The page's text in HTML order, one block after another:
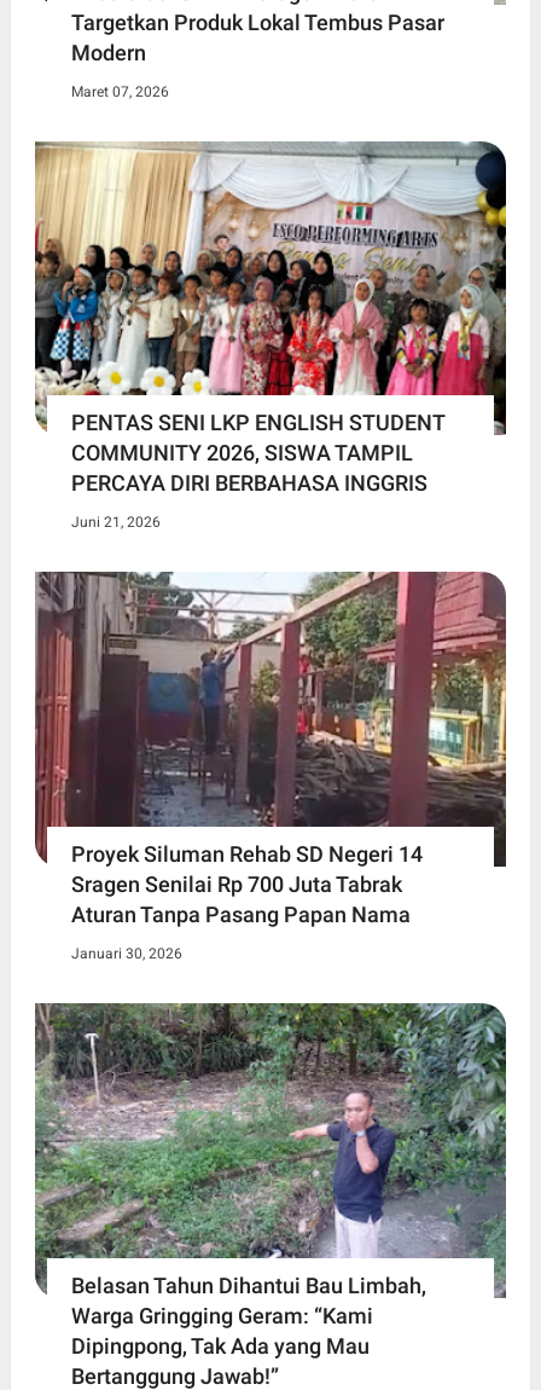
Targetkan Produk Lokal Tembus Pasar
Modern
Maret 07, 2026
PENTAS SENI LKP ENGLISH STUDENT
COMMUNITY 2026, SISWA TAMPIL
PERCAYA DIRI BERBAHASA INGGRIS
Juni 21, 2026
Proyek Siluman Rehab SD Negeri 14
Sragen Senilai Rp 700 Juta Tabrak
Aturan Tanpa Pasang Papan Nama
Januari 30, 2026
Belasan Tahun Dihantui Bau Limbah,
Warga Gringging Geram: “Kami
Dipingpong, Tak Ada yang Mau
Bertanggung Jawab!”